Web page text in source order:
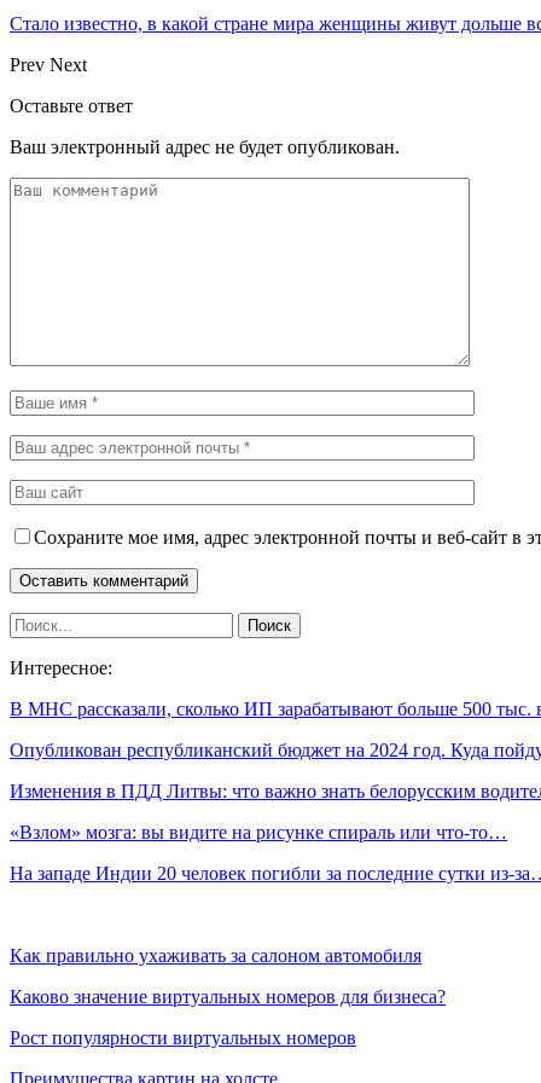
Стало известно, в какой стране мира женщины живут дольше
Prev Next
Оставьте ответ
Ваш электронный адрес не будет опубликован.
Сохраните мое имя, адрес электронной почты и веб-сайт в
Интересное:
В МНС рассказали, сколько ИП зарабатывают больше 500
Опубликован республиканский бюджет на 2024 год. Куда
Изменения в ПДД Литвы: что важно знать белорусским
«Взлом» мозга: вы видите на рисунке спираль или что-то…
На западе Индии 20 человек погибли за последние сутки из-
Как правильно ухаживать за салоном автомобиля
Каково значение виртуальных номеров для бизнеса?
Рост популярности виртуальных номеров
Преимущества картин на холсте